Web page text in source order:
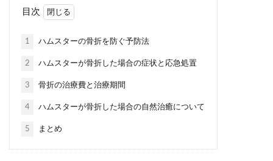
目次
1 ハムスターの骨折を防ぐ予防法
2 ハムスターが骨折した場合の症状と応急処置
3 骨折の治療費と治療期間
4 ハムスターが骨折した場合の自然治癒について
5 まとめ